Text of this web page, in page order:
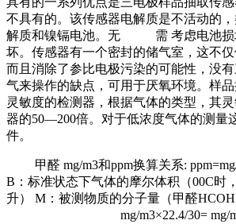
不具有的。该传感器电解质是不活动的
解质和镍镉电池。无 需 考虑电池损
坏。传感器有一个密封的储气室，这不仅
而且消除了参比电极污染的可能性，没
气来操作的缺点，可用于厌氧环境。
灵敏度的检测器，根据气体的类型，其
器的50—200倍。对于低浓度气体的测量
件。
甲醛 mg/m3和ppm换算关系:
B：标准状态下气体的摩尔体积（00C时
升） M：被测物质的分子量（甲醛
mg/m3×22.4/30= mg/